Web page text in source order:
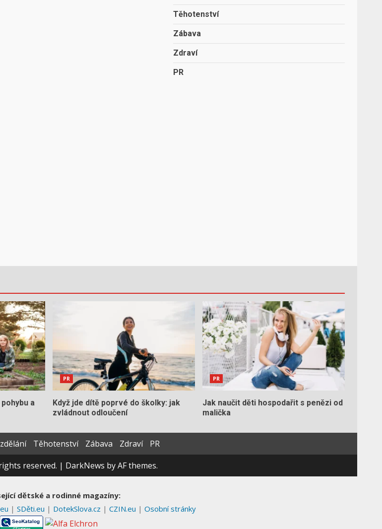
Těhotenství
Zábava
Zdraví
PR
a
PR
Když jde dítě poprvé do školky: jak
zvládnout odloučení
PR
Jak naučit děti hospodařit s penězi od
malička
Těhotenství Zábava Zdraví
PR
reserved. | DarkNews by AF themes.
dětské a rodinné magazíny:
| SDěti.eu | DotekSlova.cz | CZIN.eu | Osobní stránky